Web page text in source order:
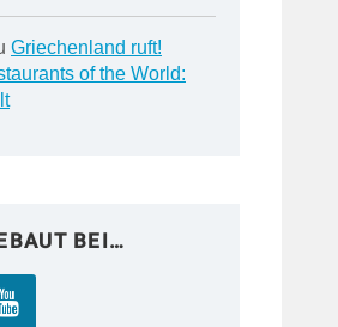
Griechenland ruft!
of the World:
BEI…